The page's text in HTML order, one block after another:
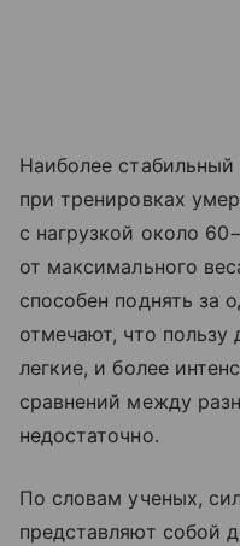
Наиболее
при тренировках
с нагрузкой около
от максимального
способен поднять за
отмечают, что пользу
легкие, и более
сравнений между
недостаточно.
По словам ученых,
представляют собой